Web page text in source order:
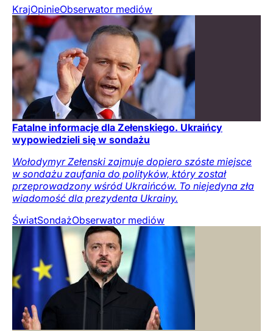
KrajOpinieObserwator mediów
Fatalne informacje dla Zełenskiego. Ukraińcy
wypowiedzieli się w sondażu
Wołodymyr Zełenski zajmuje dopiero szóste miejsce
w sondażu zaufania do polityków, który został
przeprowadzony wśród Ukraińców. To niejedyna zła
wiadomość dla prezydenta Ukrainy.
ŚwiatSondażObserwator mediów